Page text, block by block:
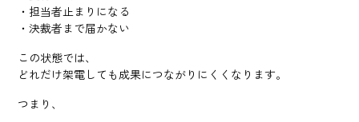
・担当者止まりになる
・決裁者まで届かない
この状態では、
どれだけ架電しても成果につながりにくくなります。
つまり、